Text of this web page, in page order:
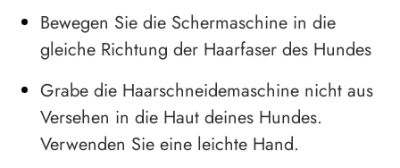
Bewegen Sie die Schermaschine in die
gleiche Richtung der Haarfaser des Hundes
Grabe die Haarschneidemaschine nicht aus
Versehen in die Haut deines Hundes.
Verwenden Sie eine leichte Hand.